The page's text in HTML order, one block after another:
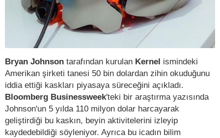
Bryan Johnson tarafından kurulan Kernel ismindeki
Amerikan şirketi tanesi 50 bin dolardan zihin okuduğunu
iddia ettiği kaskları piyasaya süreceğini açıkladı.
Bloomberg Businessweek'teki bir araştırma yazısında
Johnson'un 5 yılda 110 milyon dolar harcayarak
geliştirdiği bu kaskın, beyin aktivitelerini izleyip
kaydedebildiği söyleniyor. Ayrıca bu icadın bilim